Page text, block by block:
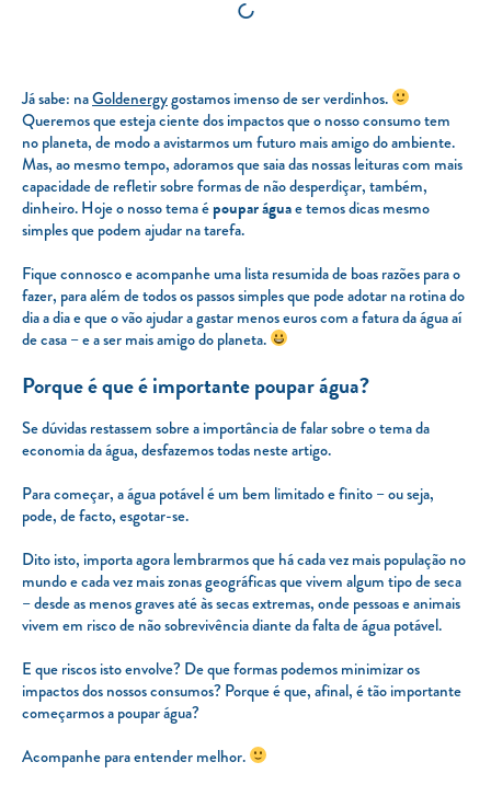
Já sabe: naGoldenergygostamos imenso de ser verdinhos.
Queremos que esteja ciente dos impactos que o nosso consumo tem
no planeta, de modo a avistarmos um futuro mais amigo do ambiente.
Mas, ao mesmo tempo, adoramos que saia das nossas leituras com mais
capacidade de refletir sobre formas de não desperdiçar, também,
dinheiro. Hoje o nosso tema époupar águae temos dicas mesmo
simples que podem ajudar na tarefa.
Fique connosco e acompanhe uma lista resumida de boas razões para o
fazer, para além de todos os passos simples que pode adotar na rotina do
dia a dia e que o vão ajudar a gastar menos euros com a fatura da água aí
de casa – e a ser mais amigo do planeta.
Porque é que é importante poupar água?
Se dúvidas restassem sobre a importância de falar sobre o tema da
economia da água, desfazemos todas neste artigo.
Para começar, a água potável é um bem limitado e finito – ou seja,
pode, de facto, esgotar-se.
Dito isto, importa agora lembrarmos que há cada vez mais população no
mundo e cada vez mais zonas geográficas que vivem algum tipo de seca
– desde as menos graves até às secas extremas, onde pessoas e animais
vivem em risco de não sobrevivência diante da falta de água potável.
E que riscos isto envolve? De que formas podemos minimizar os
impactos dos nossos consumos? Porque é que, afinal, é tão importante
começarmos a poupar água?
Acompanhe para entender melhor.